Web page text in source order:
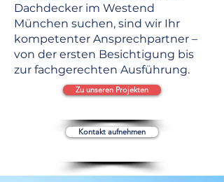
Dachdecker im Westend
München suchen, sind wir Ihr
kompetenter Ansprechpartner –
von der ersten Besichtigung bis
zur fachgerechten Ausführung.
Zu unseren Projekten
Kontakt aufnehmen